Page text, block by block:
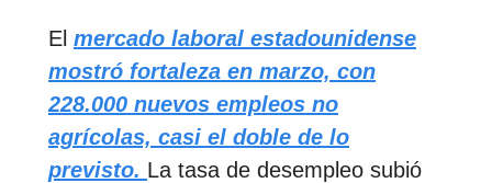
El mercado laboral estadounidense
mostró fortaleza en marzo, con
228.000 nuevos empleos no
agrícolas, casi el doble de lo
previsto. La tasa de desempleo subió